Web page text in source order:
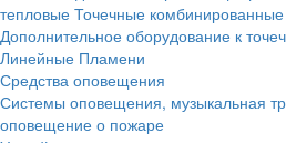
тепловые Точечные комбинированные
Дополнительное оборудование к
Линейные Пламени
Средства оповещения
Системы оповещения, музыкальная
оповещение о пожаре